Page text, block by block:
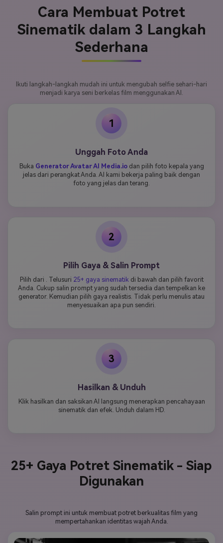
Cara Membuat Potret
Sinematik dalam 3 Langkah
Sederhana
Ikuti langkah-langkah mudah ini untuk mengubah selfie sehari-hari
menjadi karya seni berkelas film menggunakan AI.
1
Unggah Foto Anda
Buka Generator Avatar AI Media.iodan pilih foto kepala yang
jelas dari perangkat Anda. AI kami bekerja paling baik dengan
foto yang jelas dan terang.
2
Pilih Gaya & Salin Prompt
Pilih dari . Telusuri 25+ gaya sinematik di bawah dan pilih favorit
Anda. Cukup salin prompt yang sudah tersedia dan tempelkan ke
generator. Kemudian pilih gaya realistis. Tidak perlu menulis atau
menyesuaikan apa pun sendiri.
3
Hasilkan & Unduh
Klik hasilkan dan saksikan AI langsung menerapkan pencahayaan
sinematik dan efek. Unduh dalam HD.
25+ Gaya Potret Sinematik - Siap
Digunakan
Salin prompt ini untuk membuat potret berkualitas film yang
mempertahankan identitas wajah Anda.